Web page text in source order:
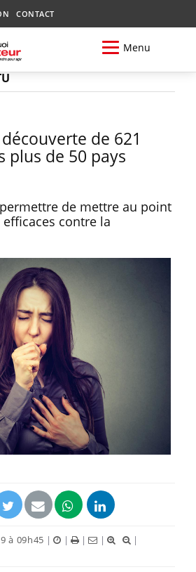
CONTACT
Menu
de 621
plus de 50 pays
de mettre au point
contre la
à 09h45 | | | |
|